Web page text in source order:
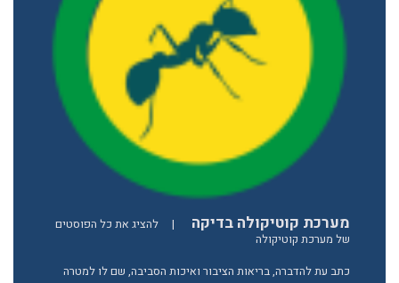
מערכת קוטיקולה בדיקה |
להציג את כל הפוסטים
של מערכת קוטיקולה
כתב עת להדברה, בריאות הציבור ואיכות הסביבה, שם לו למטרה